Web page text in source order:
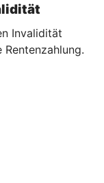
Invalidität